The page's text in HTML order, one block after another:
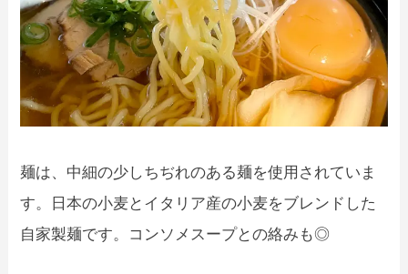
麺は、中細の少しちぢれのある麺を使用されていま
す。日本の小麦とイタリア産の小麦をブレンドした
自家製麺です。コンソメスープとの絡みも◎